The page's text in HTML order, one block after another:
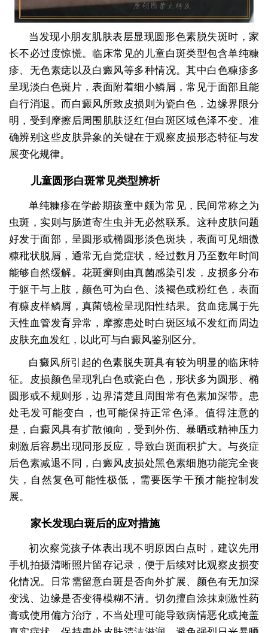
当发现小朋友肌肤表层显现圆形色素脱失斑时，家
长不必过度惊慌。临床常见的儿童白斑类型包含单纯糠
疹、无色素痣以及白癜风等多种情况。其中白色糠疹多
呈现淡白色斑片，表面附着细小鳞屑，常见于面部且能
自行消退。而白癜风所致皮损则为瓷白色，边缘界限分
明，受到摩擦后周围肌肤泛红但白斑区域色泽不变。准
确辨别这些皮肤异象的关键在于观察皮损形态特征与发
展变化规律。
儿童圆形白斑常见类型辨析
单纯糠疹在学龄期孩童中颇为常见，民间常称之为
虫斑，实则与肠道寄生虫并无必然联系。这种皮肤问题
好发于面部，呈圆形或椭圆形淡色斑块，表面可见细微
糠秕状脱屑，通常无自觉症状，经过数月乃至数年时间
能够自然缓解。花斑癣则由真菌感染引发，皮损多分布
于躯干与上肢，颜色可为白色、淡褐色或粉红色，表面
有糠皮样鳞屑，真菌镜检呈现阳性结果。贫血痣属于先
天性血管发育异常，摩擦患处时白斑区域不发红而周边
皮肤充血发红，以此可与白癜风鉴别区分。
白癜风所引起的色素脱失斑具有较为明显的临床特
征。皮损颜色呈现乳白色或瓷白色，形状多为圆形、椭
圆形或不规则形，边界清楚且周围常有色素加深带。患
处毛发可能变白，也可能保持正常色泽。值得注意的
是，白癜风具有扩散倾向，受到外伤、暴晒或精神压力
刺激后容易出现同形反应，导致白斑面积扩大。与炎症
后色素减退不同，白癜风皮损处黑色素细胞功能完全丧
失，自然复色可能性极低，需要医学干预才能控制发
展。
家长发现白斑后的应对措施
初次察觉孩子体表出现不明原因白点时，建议先用
手机拍摄清晰照片留存记录，便于后续对比观察皮损变
化情况。日常需留意白斑是否向外扩展、颜色有无加深
变浅、边缘是否变得模糊不清。切勿擅自涂抹刺激性药
膏或使用偏方治疗，不当处理可能导致病情恶化或掩盖